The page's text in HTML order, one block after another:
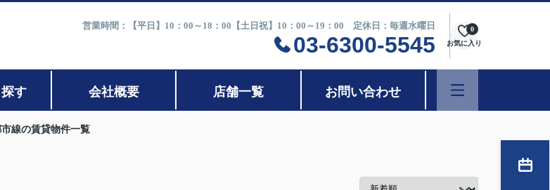
営業時間：【平日】10：00～18：00【土日祝】10：00～19：00 定休日：毎週水曜日
03-6300-5545 お気に入り
0
す 会社概要 店舗一覧 お問い合わせ
線の賃貸物件一覧